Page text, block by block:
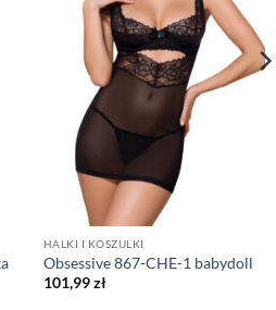
HALKI I KOSZULKI
Obsessive 867-CHE-1 babydoll
101,99zł